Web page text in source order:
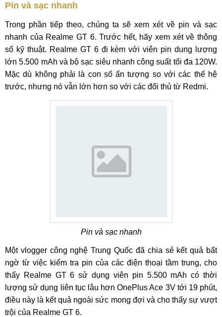
Pin và sạc nhanh
Trong phần tiếp theo, chúng ta sẽ xem xét về pin và sạc
nhanh của Realme GT 6. Trước hết, hãy xem xét về thông
số kỹ thuật. Realme GT 6 đi kèm với viên pin dung lượng
lớn 5.500 mAh và bộ sạc siêu nhanh công suất tối đa 120W.
Mặc dù không phải là con số ấn tượng so với các thế hệ
trước, nhưng nó vẫn lớn hơn so với các đối thủ từ Redmi.
Pin và sạc nhanh
Một vlogger công nghệ Trung Quốc đã chia sẻ kết quả bất
ngờ từ việc kiểm tra pin của các điện thoại tầm trung, cho
thấy Realme GT 6 sử dụng viên pin 5.500 mAh có thời
lượng sử dụng liên tục lâu hơn OnePlus Ace 3V tới 19 phút,
điều này là kết quả ngoài sức mong đợi và cho thấy sự vượt
trội của Realme GT 6.